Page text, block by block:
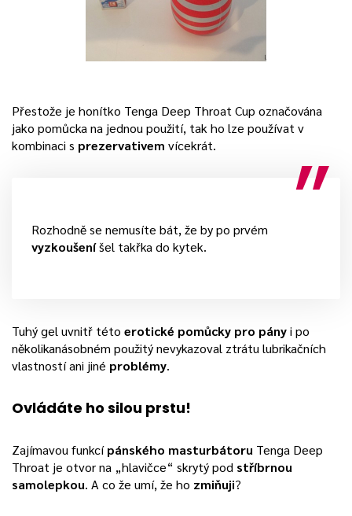
Přestože je honítko Tenga Deep Throat Cup označována
jako pomůcka na jednou použití, tak ho lze používat v
kombinaci s prezervativem vícekrát.
Rozhodně se nemusíte bát, že by po prvém
vyzkoušeníšel takřka do kytek.
Tuhý gel uvnitř této erotické pomůcky pro pányi po
několikanásobném použitý nevykazoval ztrátu lubrikačních
vlastností ani jiné problémy.
Ovládáte ho silou prstu!
Zajímavou funkcípánského masturbátoru Tenga Deep
Throat je otvor na „hlavičce“ skrytý pod stříbrnou
samolepkou. A co že umí, že ho zmiňuji?